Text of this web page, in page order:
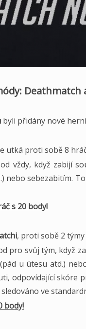
Deathmatch
byli přidány nové
utká proti sobě 8
vždy, když zabijí
nebo sebezabitím.
s 20 body!
, proti sobě 2
pro svůj tým, když
u útesu atd.)
odpovídající skóre
ve
body!